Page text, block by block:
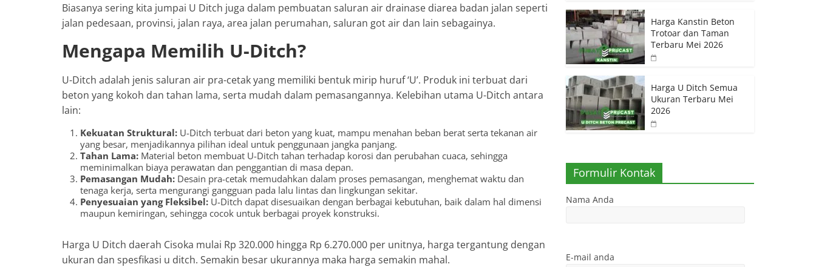
Biasanya sering kita jumpai U Ditch juga dalam pembuatan saluran air drainase diarea badan jalan seperti
jalan pedesaan, provinsi, jalan raya, area jalan perumahan, saluran got air dan lain sebagainya.
Mengapa Memilih U-Ditch?
U-Ditch adalah jenis saluran air pra-cetak yang memiliki bentuk mirip huruf ‘U’. Produk ini terbuat dari
beton yang kokoh dan tahan lama, serta mudah dalam pemasangannya. Kelebihan utama U-Ditch antara
lain:
Kekuatan Struktural: U-Ditch terbuat dari beton yang kuat, mampu menahan beban berat serta tekanan air
yang besar, menjadikannya pilihan ideal untuk penggunaan jangka panjang.
Tahan Lama: Material beton membuat U-Ditch tahan terhadap korosi dan perubahan cuaca, sehingga
meminimalkan biaya perawatan dan penggantian di masa depan.
Pemasangan Mudah: Desain pra-cetak memudahkan dalam proses pemasangan, menghemat waktu dan
tenaga kerja, serta mengurangi gangguan pada lalu lintas dan lingkungan sekitar.
Penyesuaian yang Fleksibel: U-Ditch dapat disesuaikan dengan berbagai kebutuhan, baik dalam hal dimensi
maupun kemiringan, sehingga cocok untuk berbagai proyek konstruksi.
Harga U Ditch daerah Cisoka mulai Rp 320.000 hingga Rp 6.270.000 per unitnya, harga tergantung dengan
ukuran dan spesfikasi u ditch. Semakin besar ukurannya maka harga semakin mahal.
Harga Kanstin Beton
Trotoar dan Taman
Terbaru Mei 2026
Harga U Ditch Semua
Ukuran Terbaru Mei
2026
Formulir Kontak
Nama Anda
E-mail anda